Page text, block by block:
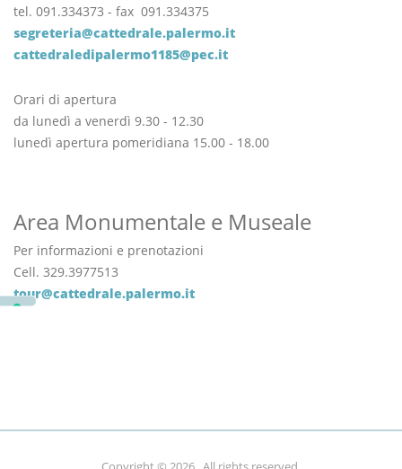
tel. 091.334373 - fax 091.334375
segreteria@cattedrale.palermo.it
cattedraledipalermo1185@pec.it
Orari di apertura
da lunedì a venerdì 9.30 - 12.30
lunedì apertura pomeridiana 15.00 - 18.00
Area Monumentale e Museale
Per informazioni e prenotazioni
Cell. 329.3977513
tour@cattedrale.palermo.it